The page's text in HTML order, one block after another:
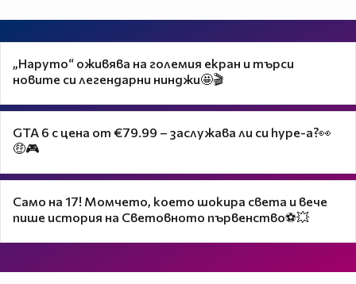
„Наруто“ оживява на големия екран и търси
новите си легендарни нинджи🤩🎬
GTA 6 с цена от €79.99 – заслужава ли си hype-а?👀
🤑🎮
Само на 17! Момчето, което шокира света и вече
пише история на Световното първенство⚽💥